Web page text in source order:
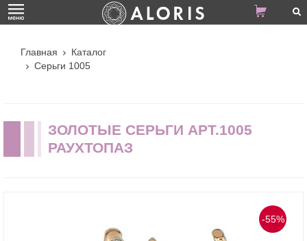
Главная
Каталог
Серьги 1005
ЗОЛОТЫЕ СЕРЬГИ АРТ.1005
РАУХТОПАЗ
-55%